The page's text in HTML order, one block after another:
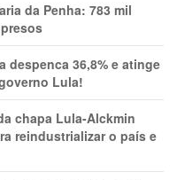
da Penha: 783 mil
despenca 36,8% e atinge
Lula!
chapa Lula-Alckmin
reindustrializar o país e